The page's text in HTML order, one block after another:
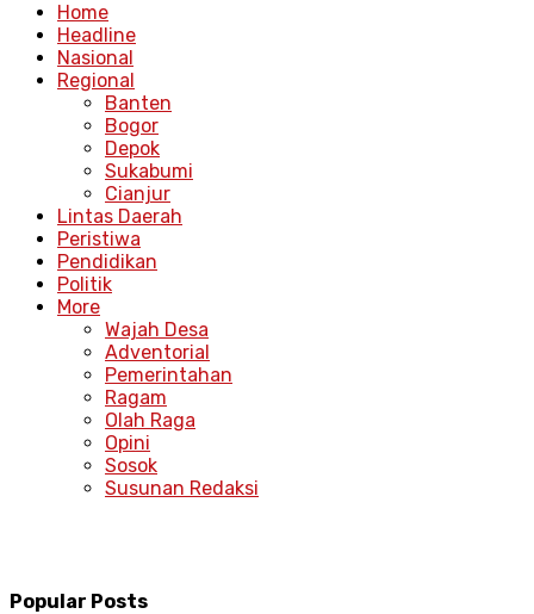
Home
Headline
Nasional
Regional
Banten
Bogor
Depok
Sukabumi
Cianjur
Lintas Daerah
Peristiwa
Pendidikan
Politik
More
Wajah Desa
Adventorial
Pemerintahan
Ragam
Olah Raga
Opini
Sosok
Susunan Redaksi
Popular Posts